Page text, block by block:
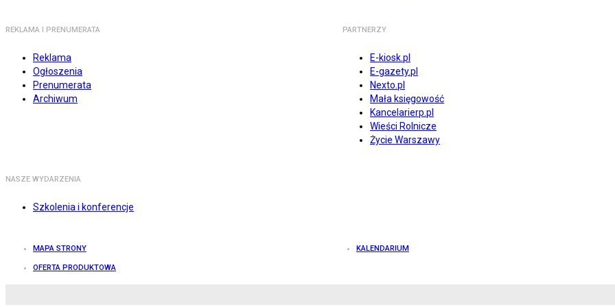
REKLAMA I PRENUMERATA
Reklama
Ogłoszenia
Prenumerata
Archiwum
PARTNERZY
E-kiosk.pl
E-gazety.pl
Nexto.pl
Mała księgowość
Kancelarierp.pl
Wieści Rolnicze
Życie Warszawy
NASZE WYDARZENIA
Szkolenia i konferencje
MAPA STRONY KALENDARIUM
OFERTA PRODUKTOWA